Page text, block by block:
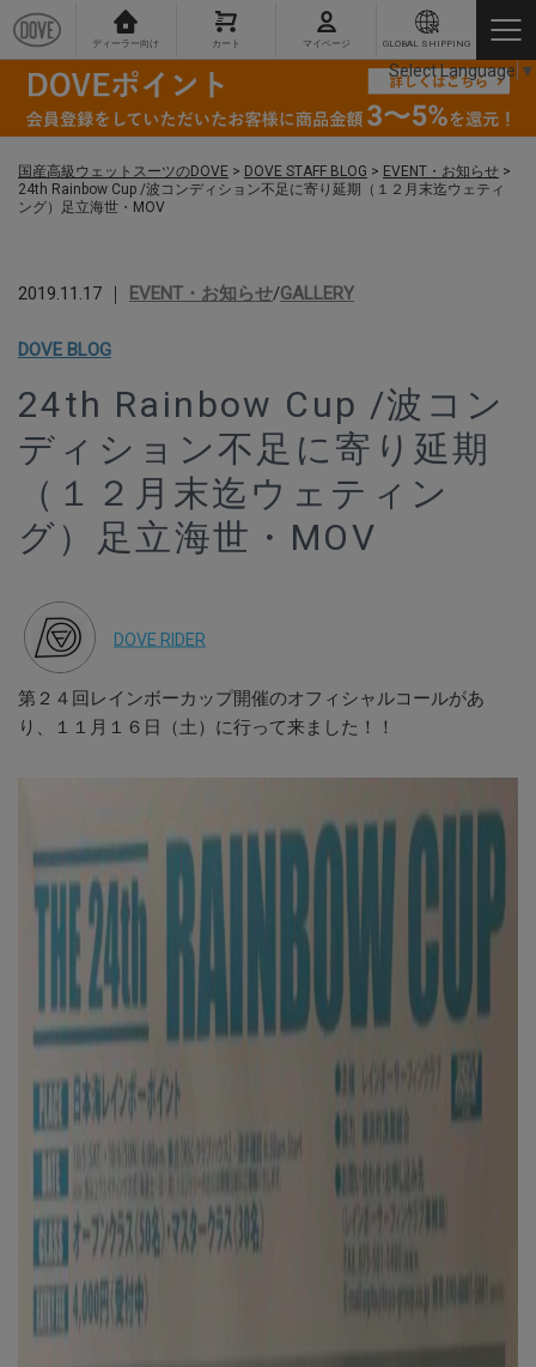
ディーラー向け カート マイページ GLOBAL SHIPPING
国産高級ウェットスーツのDOVE > DOVE STAFF BLOG > EVENT・お知らせ >
24th Rainbow Cup /波コンディション不足に寄り延期（１２月末迄ウェティ
ング）足立海世・MOV
2019.11.17 ｜ EVENT・お知らせ/GALLERY
DOVE BLOG
24th Rainbow Cup /波コン
ディション不足に寄り延期
（１２月末迄ウェティン
グ）足立海世・MOV
DOVE RIDER
第２４回レインボーカップ開催のオフィシャルコールがあ
り、１１月１６日（土）に行って来ました！！
Select Language ▼